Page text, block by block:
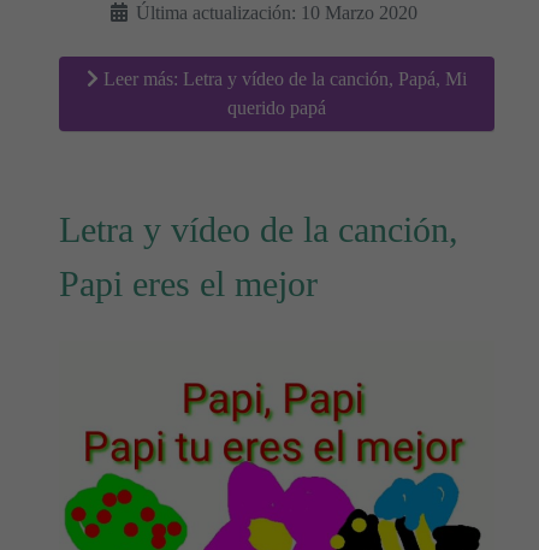
Última actualización: 10 Marzo 2020
Leer más: Letra y vídeo de la canción, Papá, Mi
querido papá
Letra y vídeo de la canción,
Papi eres el mejor